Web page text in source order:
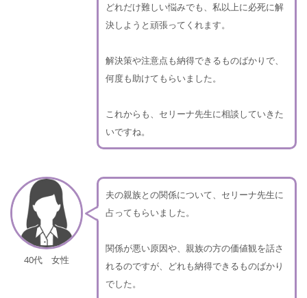
どれだけ難しい悩みでも、私以上に必死に解
決しようと頑張ってくれます。
解決策や注意点も納得できるものばかりで、
何度も助けてもらいました。
これからも、セリーナ先生に相談していきた
いですね。
40代 女性
夫の親族との関係について、セリーナ先生に
占ってもらいました。
関係が悪い原因や、親族の方の価値観を話さ
れるのですが、どれも納得できるものばかり
でした。